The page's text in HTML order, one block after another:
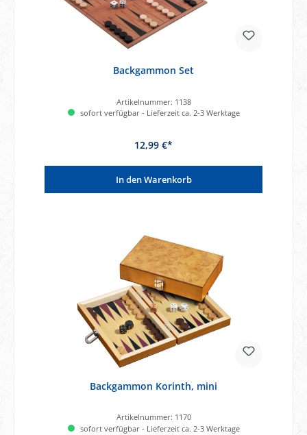
Backgammon Set
Artikelnummer: 1138
sofort verfügbar - Lieferzeit ca. 2-3 Werktage
12,99 €*
In den Warenkorb
Backgammon Korinth, mini
Artikelnummer: 1170
sofort verfügbar - Lieferzeit ca. 2-3 Werktage